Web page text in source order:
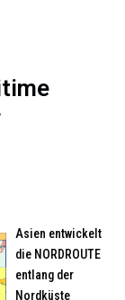
Asien entwickelt
die NORDROUTE
entlang der
Nordküste